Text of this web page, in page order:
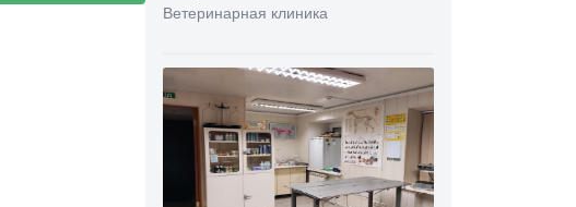
Ветеринарная клиника